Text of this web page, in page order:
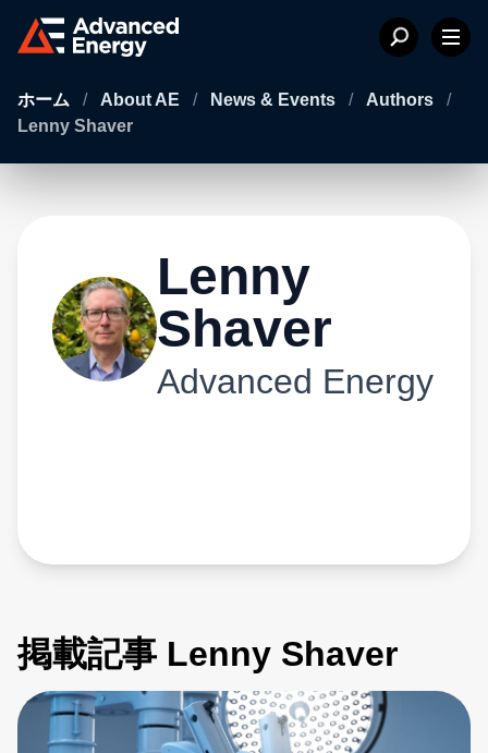
ホーム / About AE / News & Events / Authors
/
Lenny Shaver
Lenny
Shaver
Advanced Energy
掲載記事 Lenny Shaver